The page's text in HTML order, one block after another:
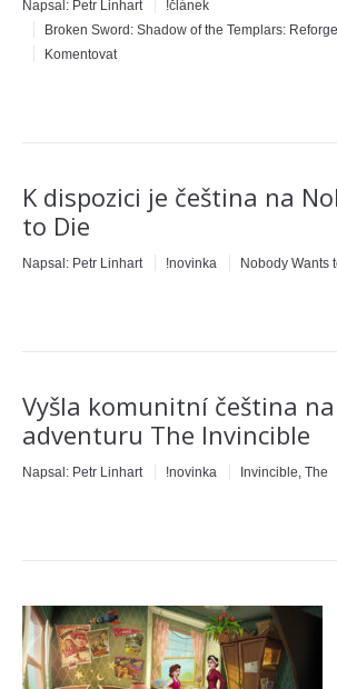
Napsal: Petr Linhart
!článek
Broken Sword: Shadow of the Templars:
Komentovat
K dispozici je čeština na
to Die
Napsal: Petr Linhart !novinka Nobody Wants
Vyšla komunitní čeština
adventuru The Invincible
Napsal: Petr Linhart !novinka Invincible, The